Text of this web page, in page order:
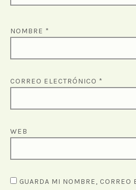
NOMBRE *
CORREO ELECTRÓNICO *
WEB
GUARDA MI NOMBRE, CORREO